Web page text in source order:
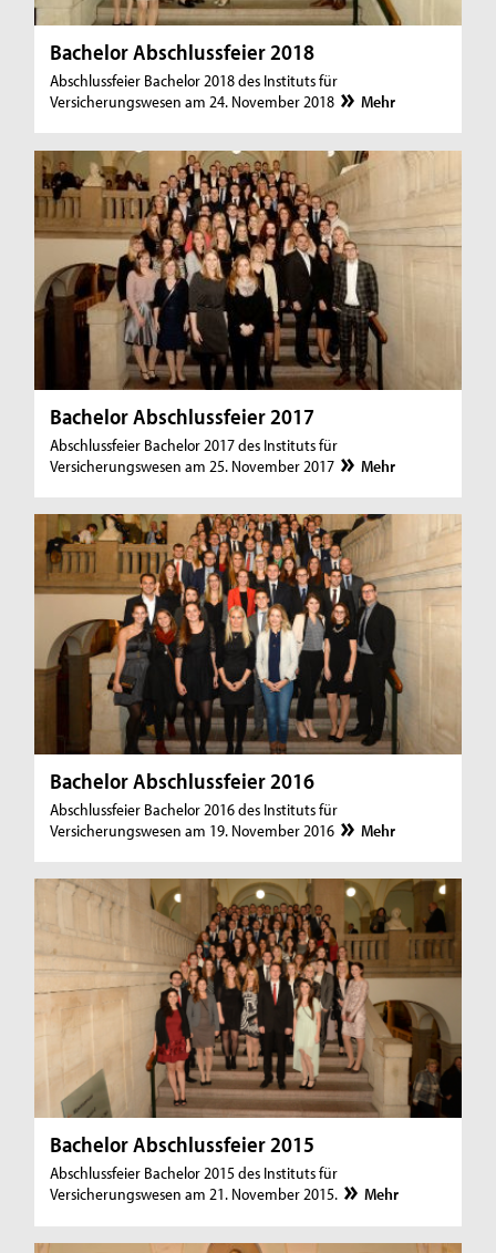
Bachelor Abschlussfeier 2018
Abschlussfeier Bachelor 2018 des Instituts für
Versicherungswesen am 24. November 2018
Mehr
Bachelor Abschlussfeier 2017
Abschlussfeier Bachelor 2017 des Instituts für
Versicherungswesen am 25. November 2017
Mehr
Bachelor Abschlussfeier 2016
Abschlussfeier Bachelor 2016 des Instituts für
Versicherungswesen am 19. November 2016
Mehr
Bachelor Abschlussfeier 2015
Abschlussfeier Bachelor 2015 des Instituts für
Versicherungswesen am 21. November 2015.
Mehr